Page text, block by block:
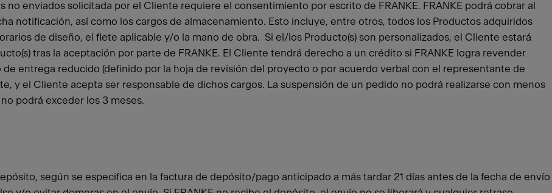
enviados solicitada por el Cliente requiere el consentimiento por escrito de FRANKE. FRANKE podrá cobrar al
notificación, así como los cargos de almacenamiento. Esto incluye, entre otros, todos los Productos adquiridos
de diseño, el flete aplicable y/o la mano de obra. Si el/los Producto(s) son personalizados, el Cliente estará
tras la aceptación por parte de FRANKE. El Cliente tendrá derecho a un crédito si FRANKE logra revender
de entrega reducido (definido por la hoja de revisión del proyecto o por acuerdo verbal con el representante de
y el Cliente acepta ser responsable de dichos cargos. La suspensión de un pedido no podrá realizarse con menos
podrá exceder los 3 meses.
según se especifica en la factura de depósito/pago anticipado a más tardar 21 días antes de la fecha de envío